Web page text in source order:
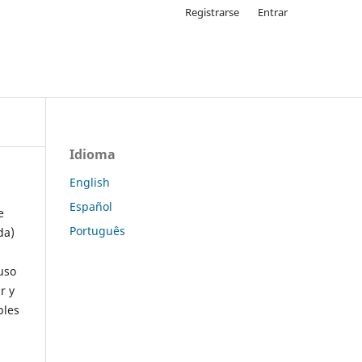
Registrarse Entrar
y
Idioma
English
Español
Português